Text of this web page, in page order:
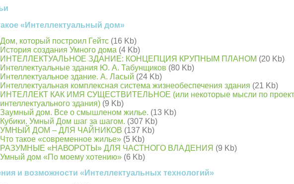
«Интеллектуальный дом»
Дом, который построил Гейтс (16 Kb)
История создания Умного дома (4 Kb)
ИНТЕЛЛЕКТУАЛЬНОЕ ЗДАНИЕ: КОНЦЕПЦИЯ КРУПНЫМ ПЛАНОМ (20 Kb)
Интеллектуальные здания Ю. А. Табунщиков (80 Kb)
Интеллектуальное здание. А. Ласый (24 Kb)
Интеллектуальная комплексная система жизнеобеспечения здания (21 Kb)
ИНТЕЛЛЕКТ КАК ИМЯ СУЩЕСТВИТЕЛЬНОЕ (или некоторые мысли по
интеллектуального здания) (9 Kb)
Заумный дом. Все о смышленом жилье. (13 Kb)
Кубики. Умный Дом шаг за шагом. (307 Kb)
УМНЫЙ ДОМ – ДЛЯ ЧАЙНИКОВ (137 Kb)
Что такое «современное жилье» (5 Kb)
РАЗУМНЫЕ «НАВОРОТЫ» ДЛЯ ЧАСТНОГО ВЛАДЕНИЯ (9 Kb)
Умный дом «По моему хотению» (6 Kb)
и возможности «Интеллектуальных технологий»